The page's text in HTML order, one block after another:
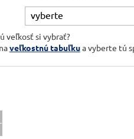
veľkosť si vybrať?
veľkostnú tabuľkua vyberte tú